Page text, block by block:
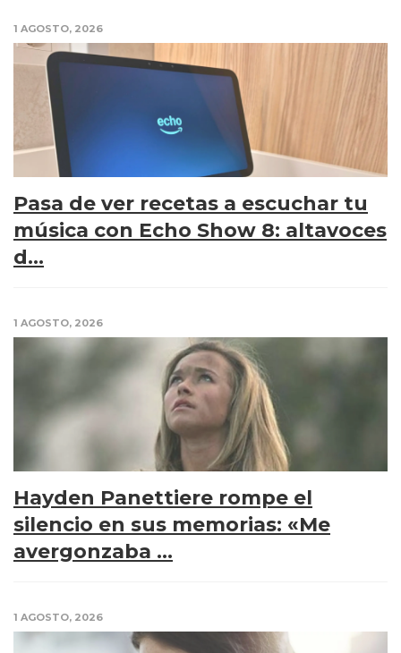
1 AGOSTO, 2026
Pasa de ver recetas a escuchar tu
música con Echo Show 8: altavoces
d...
1 AGOSTO, 2026
Hayden Panettiere rompe el
silencio en sus memorias: «Me
avergonzaba ...
1 AGOSTO, 2026